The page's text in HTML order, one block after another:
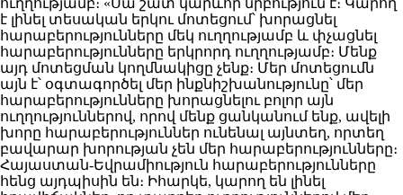
է լինել տեսական երկու մոտեցում՝ խորացնել
հարաբերությունները մեկ ուղղությամբ և փչացնել
հարաբերությունները երկրորդ ուղղությամբ։ Մենք
այդ մոտեցման կողմնակիցը չենք։ Մեր մոտեցումն
այն է՝ օգտագործել մեր ինքնիշխանությունը՝ մեր
հարաբերությունները խորացնելու բոլոր այն
ուղղություններով, որով մենք ցանկանում ենք, ավելի
խորը հարաբերություններ ունենալ այնտեղ, որտեղ
բավարար խորության չեն մեր հարաբերությունները։
Հայաստան-Եվրամիություն հարաբերությունները
հենց այդպիսին են։ Իհարկե, կարող են լինել